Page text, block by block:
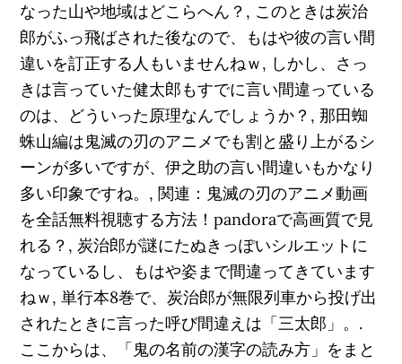
なった山や地域はどこらへん？, このときは炭治
郎がふっ飛ばされた後なので、もはや彼の言い間
違いを訂正する人もいませんねｗ, しかし、さっ
きは言っていた健太郎もすでに言い間違っている
のは、どういった原理なんでしょうか？, 那田蜘
蛛山編は鬼滅の刃のアニメでも割と盛り上がるシ
ーンが多いですが、伊之助の言い間違いもかなり
多い印象ですね。, 関連：鬼滅の刃のアニメ動画
を全話無料視聴する方法！pandoraで高画質で見
れる？, 炭治郎が謎にたぬきっぽいシルエットに
なっているし、もはや姿まで間違ってきています
ねｗ, 単行本8巻で、炭治郎が無限列車から投げ出
されたときに言った呼び間違えは「三太郎」。.
ここからは、「鬼の名前の漢字の読み方」をまと